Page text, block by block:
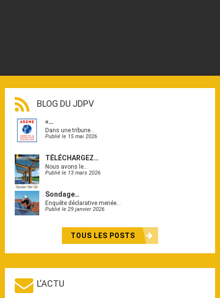
BLOG DU JDPV
«…
Dans une tribune…
Publié le 15 mai 2026
TÉLÉCHARGEZ…
Nous avons le…
Publié le 13 mars 2026
Sondage…
Enquête déclarative menée…
Publié le 29 janvier 2026
TOUS LES POSTS
L'ACTU